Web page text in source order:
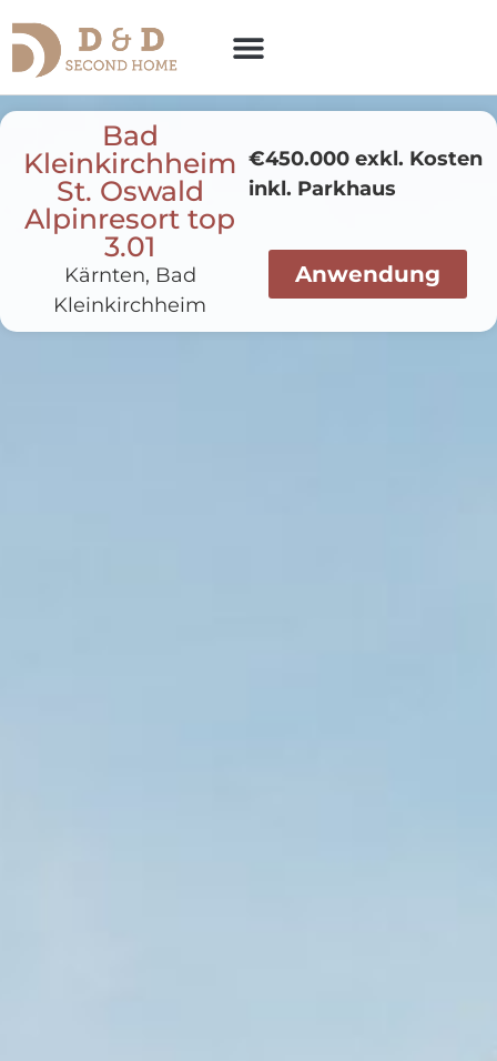
Bad
Kleinkirchheim
St. Oswald
Alpinresort top
3.01
Kärnten, Bad
Kleinkirchheim
€450.000 exkl. Kosten
inkl. Parkhaus
Anwendung